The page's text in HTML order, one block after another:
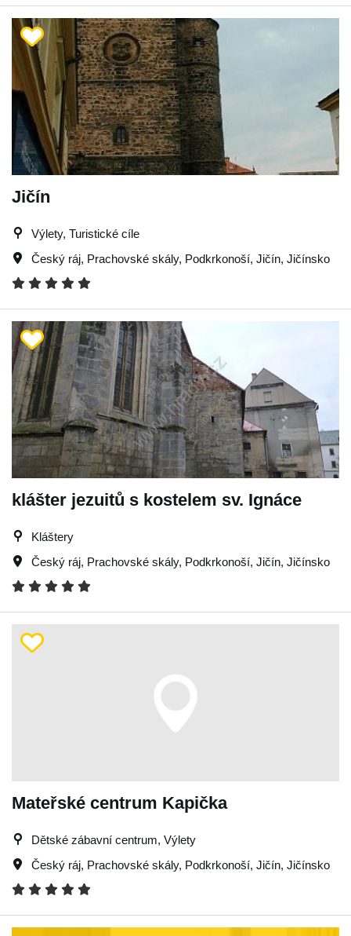
Jičín
Výlety, Turistické cíle
Český ráj, Prachovské skály, Podkrkonoší, Jičín, Jičínsko
klášter jezuitů s kostelem sv. Ignáce
Kláštery
Český ráj, Prachovské skály, Podkrkonoší, Jičín, Jičínsko
Mateřské centrum Kapička
Dětské zábavní centrum, Výlety
Český ráj, Prachovské skály, Podkrkonoší, Jičín, Jičínsko